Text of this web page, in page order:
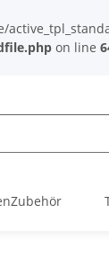
on line